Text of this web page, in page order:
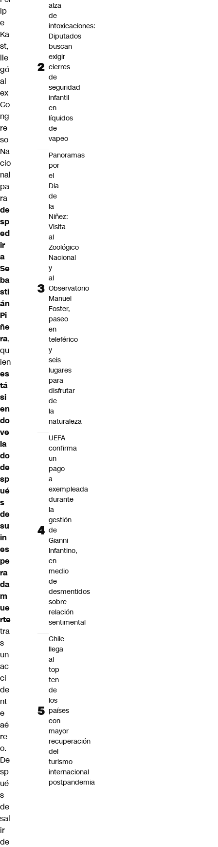
ip
e
Ka
st,
lle
gó
al
ex
Co
ng
re
so
Na
cio
nal
pa
ra
de
sp
ed
ir
a
Se
ba
sti
án
Pi
ñe
ra,
qu
ien
es
tá
si
en
do
ve
la
do
de
sp
ué
s
de
su
in
es
pe
ra
da
m
ue
rte
tra
s
un
ac
ci
de
nt
e
aé
re
o.
De
sp
ué
s
de
sal
ir
de
alza
de
intoxicaciones:
Diputados
buscan
exigir
cierres
de
seguridad
infantil
en
líquidos
de
vapeo
Panoramas
por
el
Día
de
la
Niñez:
Visita
al
Zoológico
Nacional
y
al
Observatorio
Manuel
Foster,
paseo
en
teleférico
y
seis
lugares
para
disfrutar
de
la
naturaleza
UEFA
confirma
un
pago
a
exempleada
durante
la
gestión
de
Gianni
Infantino,
en
medio
de
desmentidos
sobre
relación
sentimental
Chile
llega
al
top
ten
de
los
países
con
mayor
recuperación
del
turismo
internacional
postpandemia